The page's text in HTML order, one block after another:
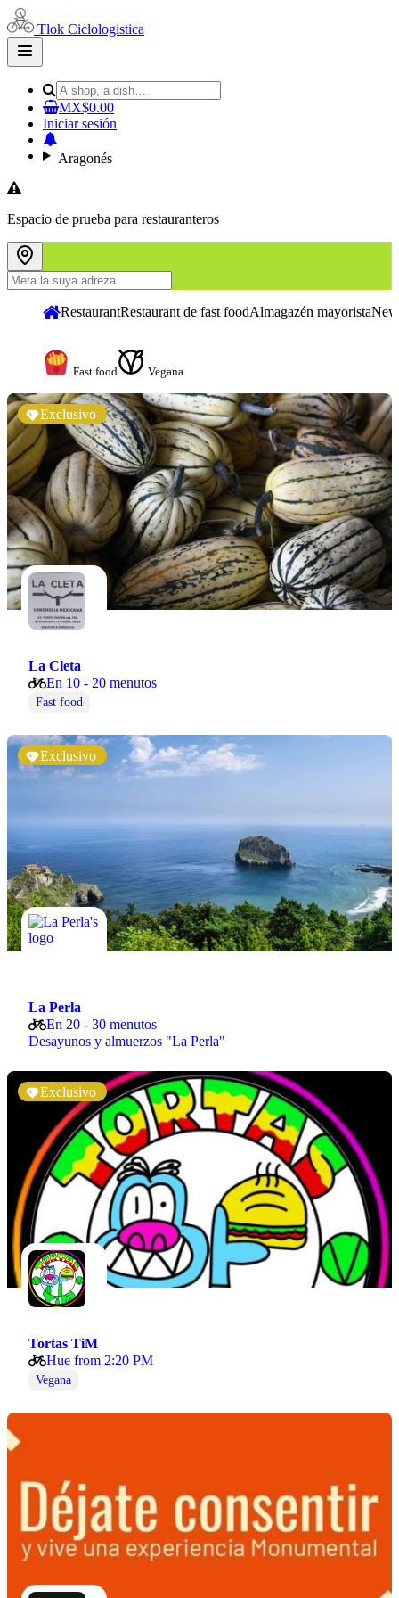
Tlok Ciclologistica
Open
main
MX$0.00
Iniciar sesión
Aragonés
Espacio de prueba para restauranteros
RestaurantRestaurant de fast foodAlmagazén mayorista
Fast food Vegana
Exclusivo
La Cleta
En 10 - 20 menutos
Fast food
Exclusivo
La Perla
En 20 - 30 menutos
Desayunos y almuerzos "La Perla"
Exclusivo
Tortas TiM
Hue from 2:20 PM
Vegana